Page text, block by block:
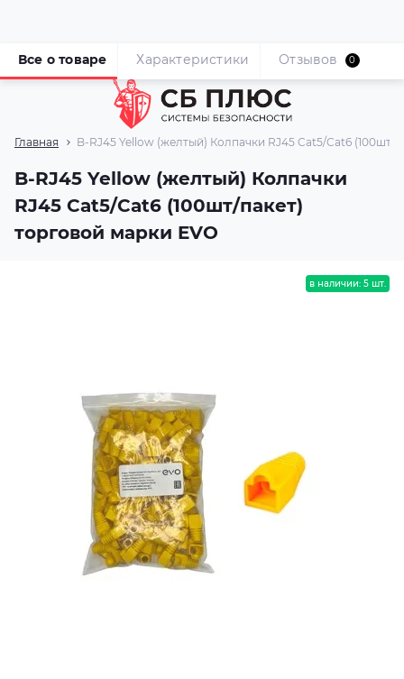
Главная B-RJ45 Yellow (желтый) Колпачки RJ45 Cat5/Cat6 (100шт/
B-RJ45 Yellow (желтый) Колпачки
RJ45 Cat5/Cat6 (100шт/пакет)
торговой марки EVO
Все о товаре Характеристики Отзывов 0
в наличии: 5 шт.